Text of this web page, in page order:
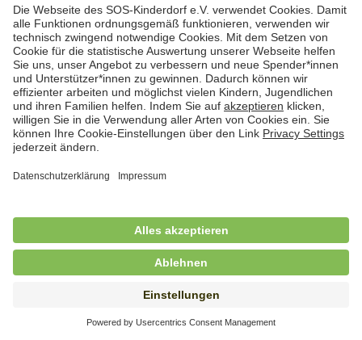
Ausbilderin (m/w/d) im Bereich
Nahrungszubereitung
in Vollzeit (38,5 Std./Wo.), SOS-Kinderdorf
Saarbrücken, Saarbrücken
Hauswirtschaftskraft (m/w/d)
in Teilzeit (mind. 20 - max. 30 Std./.Wo.), SOS-
Hauswirtschaftskraft (m/w/d)
in unbefristeter Anstellung, Teilzeit (20 Std./Wo.), SOS-
Kinderdorf Dortmund, Hagen